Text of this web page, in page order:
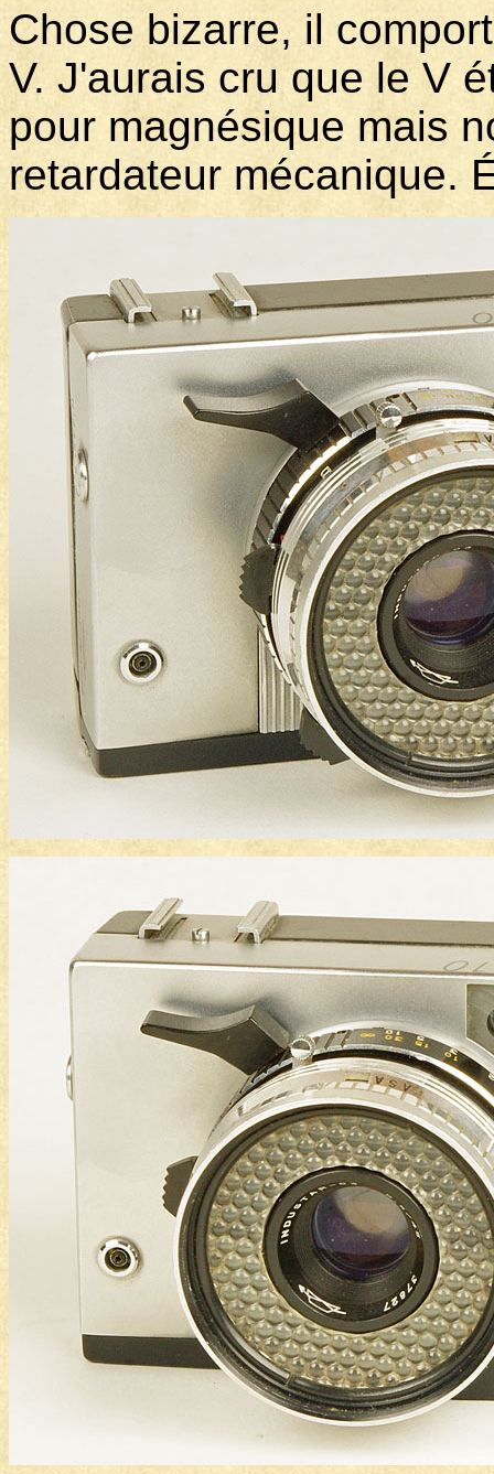
Chose bizarre, il
V. J'aurais cru que le V
pour magnésique mais
retardateur mécanique.